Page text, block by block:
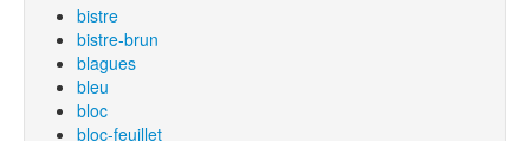
bistre
bistre-brun
blagues
bleu
bloc
bloc-feuillet